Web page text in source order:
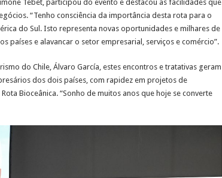
Tebet, participou do evento e destacou as facilidades que
“Tenho consciência da importância desta rota para o
do Sul. Isto representa novas oportunidades e milhares de
países e alavancar o setor empresarial, serviços e comércio”.
do Chile, Álvaro García, estes encontros e tratativas geram
dos dois países, com rapidez em projetos de
Bioceânica. “Sonho de muitos anos que hoje se converte